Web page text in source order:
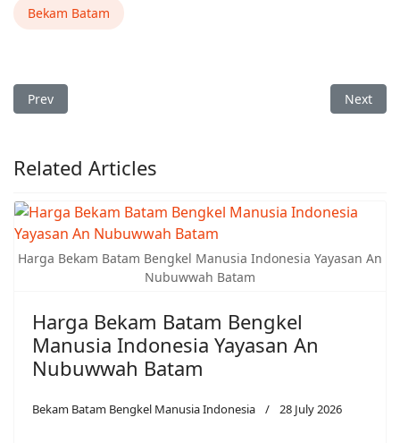
WhatsApp
Facebook
Threads
Bekam Batam
Previous article: Bekam Duriangkang Batam Bengkel
Prev Next
Next
Related Articles
Harga Bekam Batam Bengkel Manusia Indonesia Yayasan An
Nubuwwah Batam
Harga Bekam Batam Bengkel
Manusia Indonesia Yayasan An
Nubuwwah Batam
Bekam Batam Bengkel Manusia Indonesia 28 July 2026